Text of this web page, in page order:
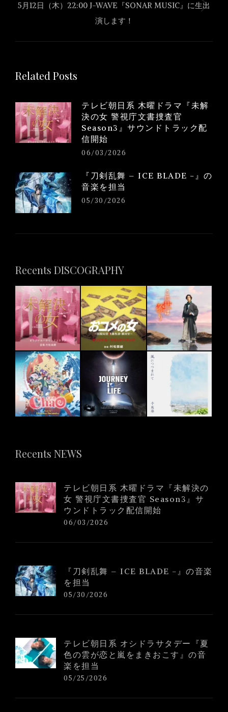
Next
post:
5月12日（木）22:00 J-WAVE『SONAR MUSIC』に生出
演します！
Related Posts
テレビ朝日系 木曜ドラマ『未解
決の女 警視庁文書捜査官
Season3』サウンドトラック配
信開始
06/03/2026
『刀剣乱舞 – ICE BLADE -』の
音楽を担当
05/30/2026
Recents DISCOGRAPHY
Recents NEWS
テレビ朝日系 木曜ドラマ『未解決の
女 警視庁文書捜査官 Season3』サ
ウンドトラック配信開始
06/03/2026
『刀剣乱舞 – ICE BLADE -』の音楽
を担当
05/30/2026
テレビ朝日系 オシドラサタデー『夏
色の雲が恋と嵐をまきおこす』の音
楽を担当
05/25/2026